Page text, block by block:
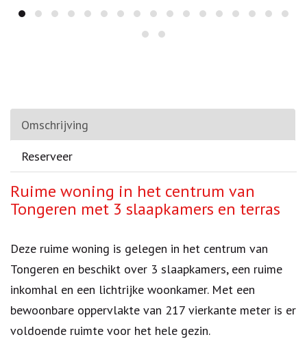
Omschrijving
Reserveer
Omschrijving
Ruime woning in het centrum van
Tongeren met 3 slaapkamers en terras
Deze ruime woning is gelegen in het centrum van
Tongeren en beschikt over 3 slaapkamers, een ruime
inkomhal en een lichtrijke woonkamer. Met een
bewoonbare oppervlakte van 217 vierkante meter is er
voldoende ruimte voor het hele gezin.